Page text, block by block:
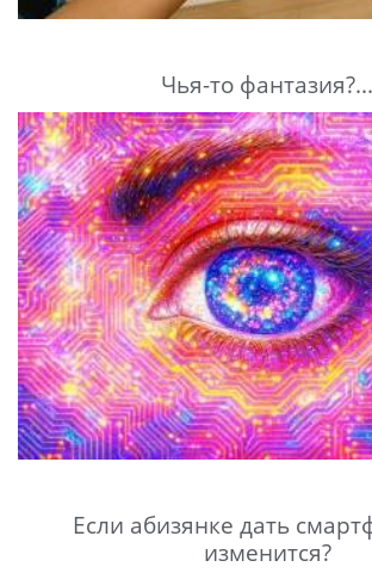
Чья-то фантазия?...
Если абизянке дать
изменится?